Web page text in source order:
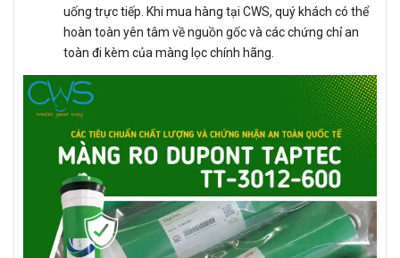
uống trực tiếp. Khi mua hàng tại CWS, quý khách có thể
hoàn toàn yên tâm về nguồn gốc và các chứng chỉ an
toàn đi kèm của màng lọc chính hãng.